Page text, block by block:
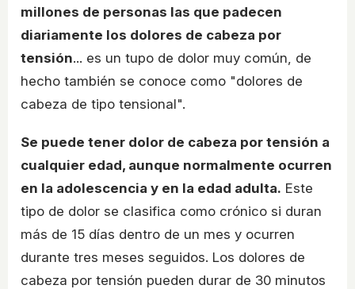
millones de personas las que padecen
diariamente los dolores de cabeza por
tensión... es un tupo de dolor muy común, de
hecho también se conoce como "dolores de
cabeza de tipo tensional".
Se puede tener dolor de cabeza por tensión a
cualquier edad, aunque normalmente ocurren
en la adolescencia y en la edad adulta. Este
tipo de dolor se clasifica como crónico si duran
más de 15 días dentro de un mes y ocurren
durante tres meses seguidos. Los dolores de
cabeza por tensión pueden durar de 30 minutos